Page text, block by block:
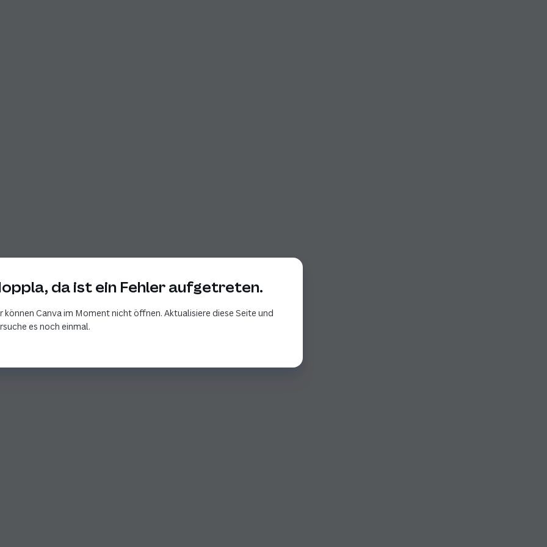
da ist ein Fehler aufgetreten.
können Canva im Moment nicht öffnen. Aktualisiere diese Seite und
es noch einmal.